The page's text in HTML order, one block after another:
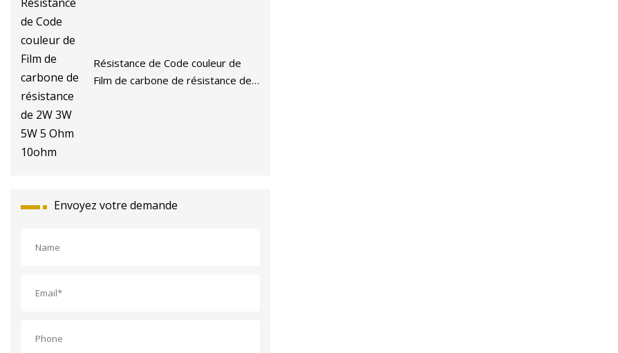
Résistance de Code couleur de
Film de carbone de résistance de
Envoyez votre demande